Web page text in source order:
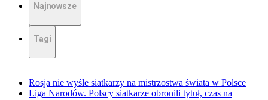
Najnowsze
Tagi
Rosja nie wyśle siatkarzy na mistrzostwa świata w Polsce
Liga Narodów. Polscy siatkarze obronili tytuł, czas na